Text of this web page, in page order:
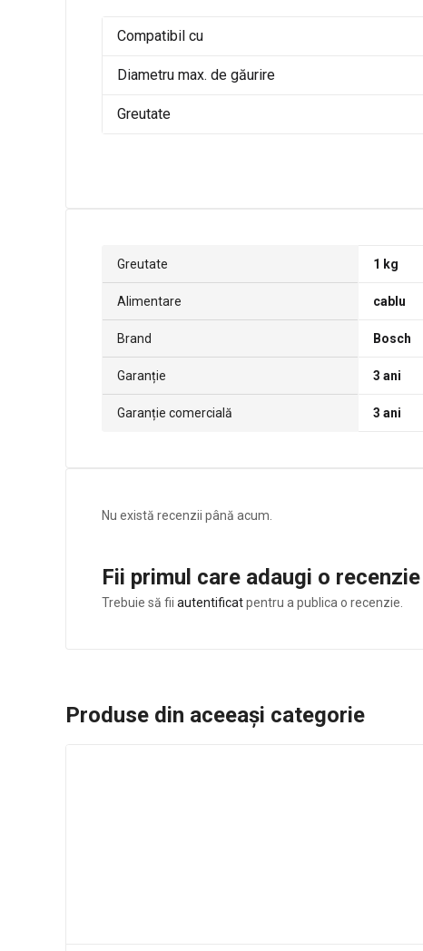
Compatibil cu
Diametru max. de găurire
Greutate
Greutate 1 kg
Alimentare cablu
Brand Bosch
Garanție 3 ani
Garanție comercială 3 ani
Nu există recenzii până acum.
Fii primul care adaugi o recenzie
Trebuie să fii autentificatpentru a publica o recenzie.
Produse din aceeași categorie